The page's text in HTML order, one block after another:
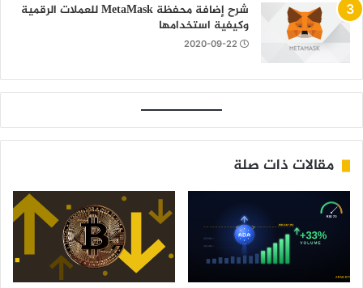
شرح إضافة محفظة MetaMask للعملات الرقمية
وكيفية استخدامها
2020-09-22
مقالات ذات صلة